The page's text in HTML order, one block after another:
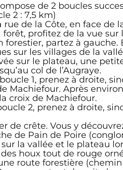
de 2 boucles
2 : 7,5 km)
rue de la Côte, en face
forêt, profitez de la vue
forestier, partez à
sur les villages de la
sur le plateau, une
col de l’Augraye.
1, prenez à droite,
Machiefour. Après
croix de Machiefour.
2, prenez à droite,
de crête. Vous y
de Pain de Poire
la vallée et le plateau
houx tout de rouge
route forestière